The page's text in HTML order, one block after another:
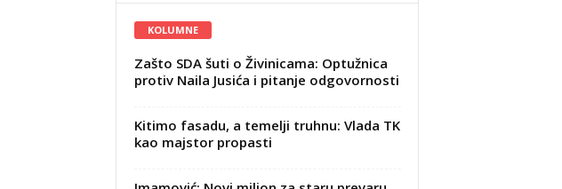
KOLUMNE
Zašto SDA šuti o Živinicama: Optužnica
protiv Naila Jusića i pitanje odgovornosti
Kitimo fasadu, a temelji truhnu: Vlada TK
kao majstor propasti